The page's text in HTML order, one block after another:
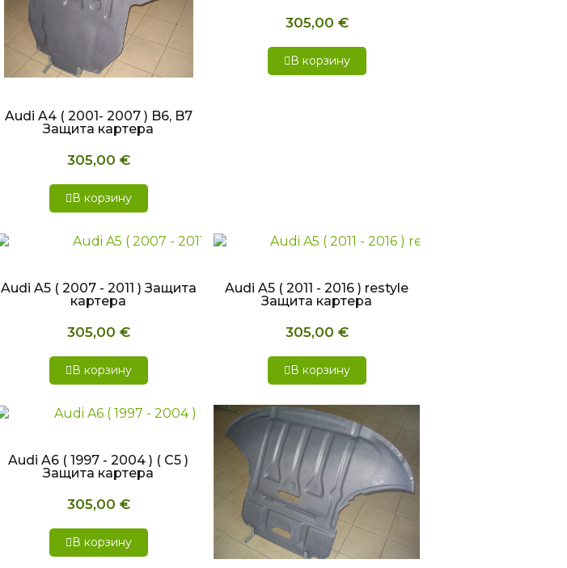
БЫСТРЫЙ ПРОСМОТР
Audi A4 ( 2001- 2007 ) B6, B7
Защита картера
305,00 €
В корзину
305,00 €
В корзину
БЫСТРЫЙ ПРОСМОТР
Audi A5 ( 2007 - 2011 ) Защита
картера
305,00 €
В корзину
БЫСТРЫЙ ПРОСМОТР
Audi A5 ( 2011 - 2016 ) restyle
Защита картера
305,00 €
В корзину
БЫСТРЫЙ ПРОСМОТР
Audi A6 ( 1997 - 2004 ) ( C5 )
Защита картера
305,00 €
В корзину
БЫСТРЫЙ ПРОСМОТР